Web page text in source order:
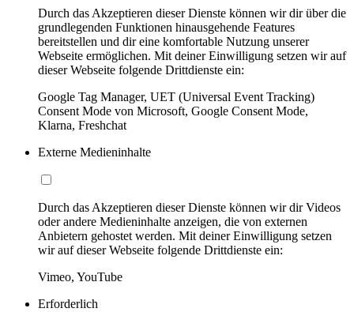
Durch das Akzeptieren dieser Dienste können wir dir über die
grundlegenden Funktionen hinausgehende Features
bereitstellen und dir eine komfortable Nutzung unserer
Webseite ermöglichen. Mit deiner Einwilligung setzen wir auf
dieser Webseite folgende Drittdienste ein:
Google Tag Manager, UET (Universal Event Tracking)
Consent Mode von Microsoft, Google Consent Mode,
Klarna, Freshchat
Externe Medieninhalte
Durch das Akzeptieren dieser Dienste können wir dir Videos
oder andere Medieninhalte anzeigen, die von externen
Anbietern gehostet werden. Mit deiner Einwilligung setzen
wir auf dieser Webseite folgende Drittdienste ein:
Vimeo, YouTube
Erforderlich